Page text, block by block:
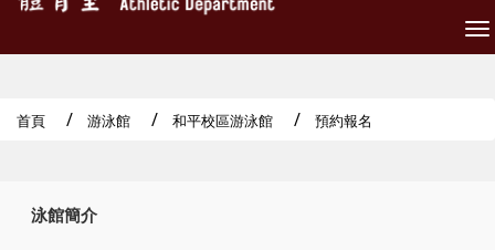
首頁 游泳館 和平校區游泳館 預約報名
泳館簡介